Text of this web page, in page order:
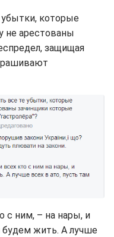
убытки, которые
не арестованы
защищая
с ним, – на нары, и
будем жить. А лучше